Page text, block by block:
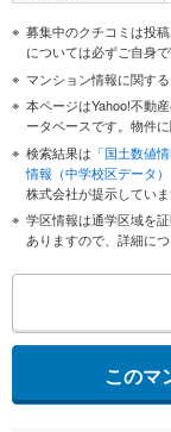
募集中のクチコミは投
については必ずご自身
マンション情報に関す
本ページはYahoo!不動
ータベースです。物件
検索結果は 「国土数値
情報（中学校区データ）
株式会社が提示していま
学区情報は通学区域を
ありますので、詳細に
このマ